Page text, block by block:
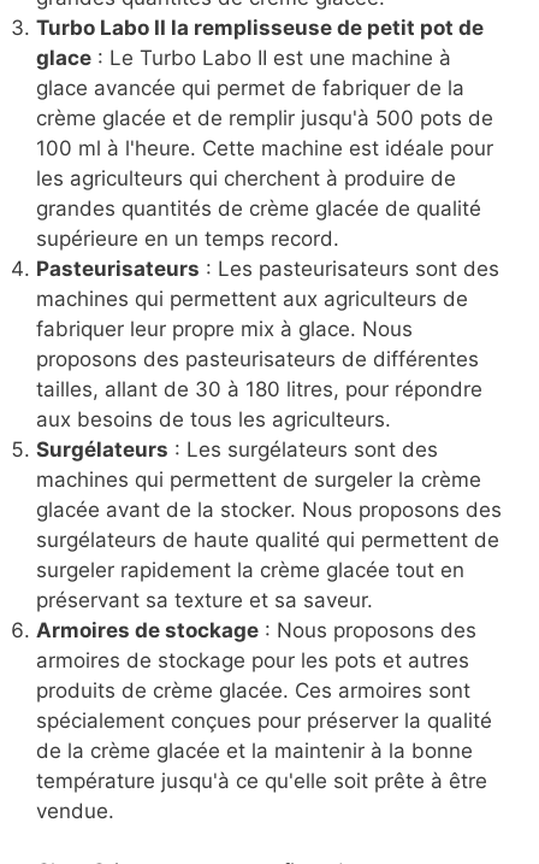
Turbo Labo II la remplisseuse de petit pot de
glace : Le Turbo Labo II est une machine à
glace avancée qui permet de fabriquer de la
crème glacée et de remplir jusqu'à 500 pots de
100 ml à l'heure. Cette machine est idéale pour
les agriculteurs qui cherchent à produire de
grandes quantités de crème glacée de qualité
supérieure en un temps record.
Pasteurisateurs : Les pasteurisateurs sont des
machines qui permettent aux agriculteurs de
fabriquer leur propre mix à glace. Nous
proposons des pasteurisateurs de différentes
tailles, allant de 30 à 180 litres, pour répondre
aux besoins de tous les agriculteurs.
Surgélateurs : Les surgélateurs sont des
machines qui permettent de surgeler la crème
glacée avant de la stocker. Nous proposons des
surgélateurs de haute qualité qui permettent de
surgeler rapidement la crème glacée tout en
préservant sa texture et sa saveur.
Armoires de stockage : Nous proposons des
armoires de stockage pour les pots et autres
produits de crème glacée. Ces armoires sont
spécialement conçues pour préserver la qualité
de la crème glacée et la maintenir à la bonne
température jusqu'à ce qu'elle soit prête à être
vendue.